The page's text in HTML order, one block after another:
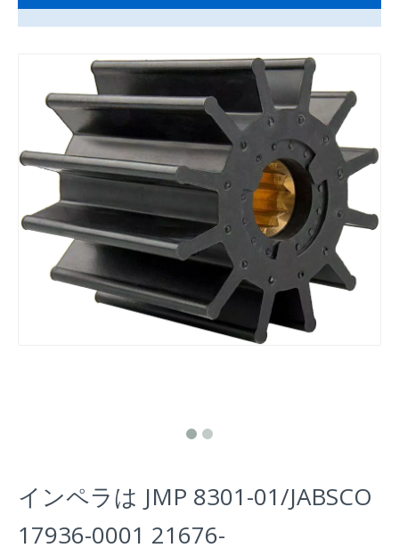
インペラは JMP 8301-01/JABSCO
17936-0001 21676-